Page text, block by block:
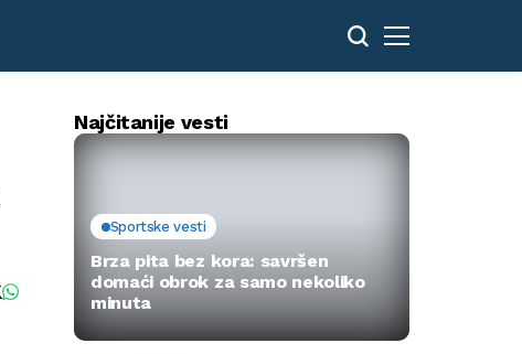
Najčitanije vesti
Sportske vesti
Brza pita bez kora: savršen
domaći obrok za samo nekoliko
minuta